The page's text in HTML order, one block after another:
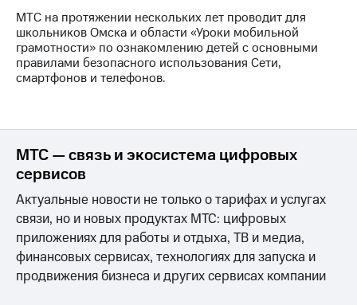
о
погашении
именных
облигаций
Другое
развитие
деловая этика
На главную
МТС на протяжении нескольких лет проводит для
школьников Омска и области «Уроки мобильной
грамотности» по ознакомлению детей с основными
правилами безопасного использования Сети,
смартфонов и телефонов.
МТС — связь и экосистема цифровых
сервисов
Актуальные новости не только о тарифах и услугах
связи, но и новых продуктах МТС: цифровых
приложениях для работы и отдыха, ТВ и медиа,
финансовых сервисах, технологиях для запуска и
продвижения бизнеса и других сервисах компании